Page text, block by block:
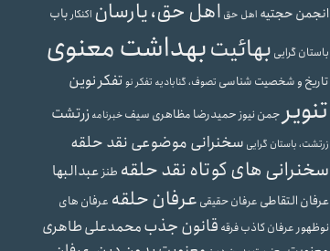
انجمن حجتیه اهل حق اهل حق، یارسان اکنکارباب
باستان گرایی بهائیتبهداشت معنوی
تاریخ و شخصیت شناسی تصوف، گنابادیه تفکر نوتفکر نوین
تنویر جمن نیوزحمیدرضا مظاهری سیفخبرنامهزرتشت
زرتشت، باستان گرایی سخنرانی موضوعی نقد حلقه
سخنرانی های کوتاه نقد حلقه طنزعبدالبها
عرفان التقاطی عرفان حقیقی عرفان حلقه عرفان های
نوظهورعرفان کاذبفرقه قانون جذبمحمدعلی طاهری